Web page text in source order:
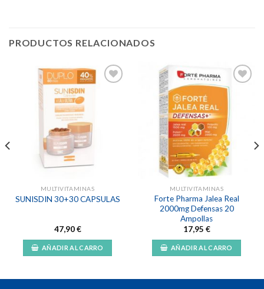
PRODUCTOS RELACIONADOS
MULTIVITAMINAS
SUNISDIN 30+30 CAPSULAS
47,90€
AÑADIR AL CARRO
lista de
deseos
MULTIVITAMINAS
Forte Pharma Jalea Real
2000mg Defensas 20
Ampollas
17,95 €
AÑADIR AL CARRO